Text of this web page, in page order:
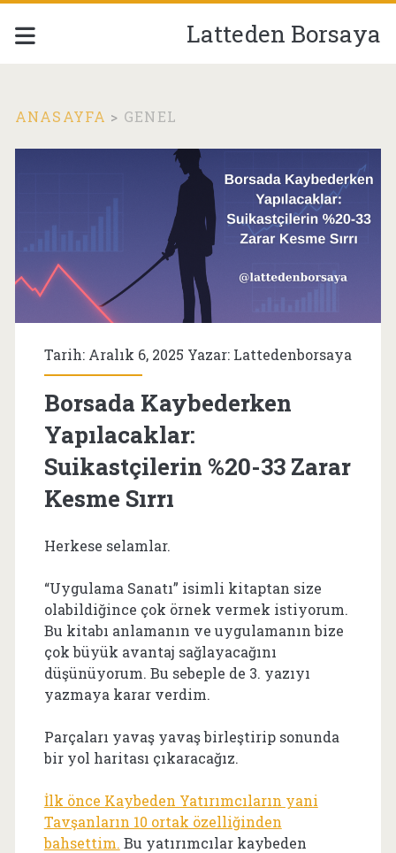
Latteden Borsaya
ANASAYFA > GENEL
Kategori:
<span>Genel</span>
Tarih: Aralık 6, 2025 Yazar: Lattedenborsaya
Borsada Kaybederken
Yapılacaklar:
Suikastçilerin %20-33 Zarar
Kesme Sırrı
Herkese selamlar.
“Uygulama Sanatı” isimli kitaptan size
olabildiğince çok örnek vermek istiyorum.
Bu kitabı anlamanın ve uygulamanın bize
çok büyük avantaj sağlayacağını
düşünüyorum. Bu sebeple de 3. yazıyı
yazmaya karar verdim.
Parçaları yavaş yavaş birleştirip sonunda
bir yol haritası çıkaracağız.
İlk önce Kaybeden Yatırımcıların yani
Tavşanların 10 ortak özelliğinden
bahsettim. Bu yatırımcılar kaybeden